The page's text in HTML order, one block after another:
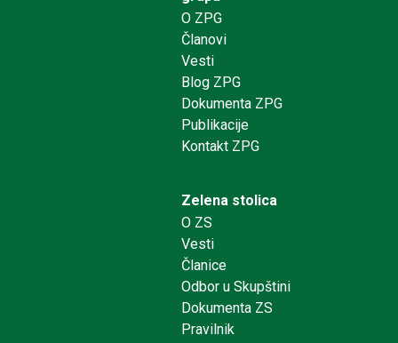
O ZPG
Članovi
Vesti
Blog ZPG
Dokumenta ZPG
Publikacije
Kontakt ZPG
Zelena stolica
O ZS
Vesti
Članice
Odbor u Skupštini
Dokumenta ZS
Pravilnik